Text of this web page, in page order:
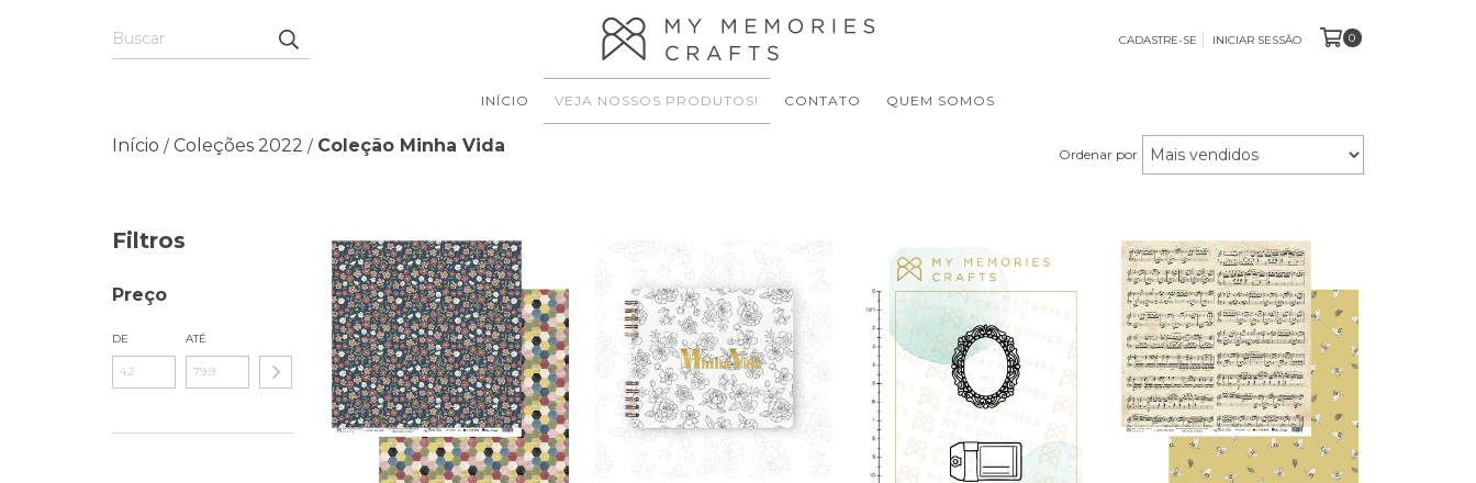
CADASTRE-SE INICIAR SESSÃO 0
INÍCIO VEJA NOSSOS PRODUTOS! CONTATO QUEM SOMOS
Início / Coleções 2022 / Coleção Minha Vida Ordenar por
Filtros
Preço
DE ATÉ